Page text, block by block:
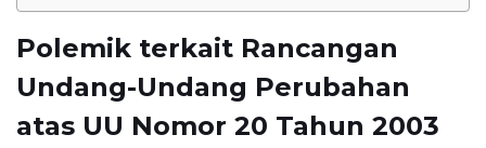
Polemik terkait Rancangan
Undang-Undang Perubahan
atas UU Nomor 20 Tahun 2003